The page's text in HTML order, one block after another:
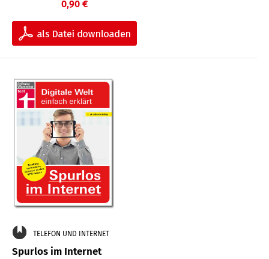
0,90 €
TELEFON UND INTERNET
Spurlos im Internet